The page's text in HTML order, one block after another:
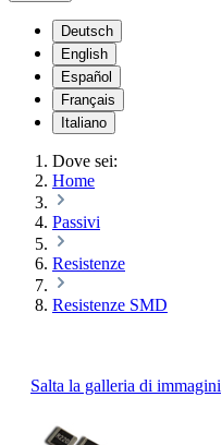
Deutsch
English
Español
Français
Italiano
Dove sei:
Home
Passivi
Resistenze
Resistenze SMD
Salta la galleria di immagini